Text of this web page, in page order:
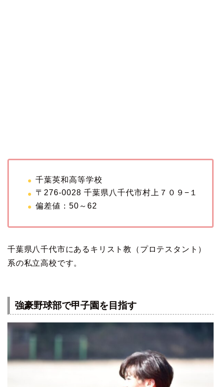
千葉英和高等学校
〒276-0028 千葉県八千代市村上７０９−１
偏差値：50～62
千葉県八千代市にあるキリスト教（プロテスタント）
系の私立高校です。
強豪野球部で甲子園を目指す